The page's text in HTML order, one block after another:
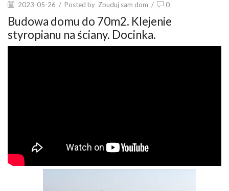
2023-05-26 / Posted by Zbuduj sam dom / 0
Budowa domu do 70m2. Klejenie
styropianu na ściany. Docinka.